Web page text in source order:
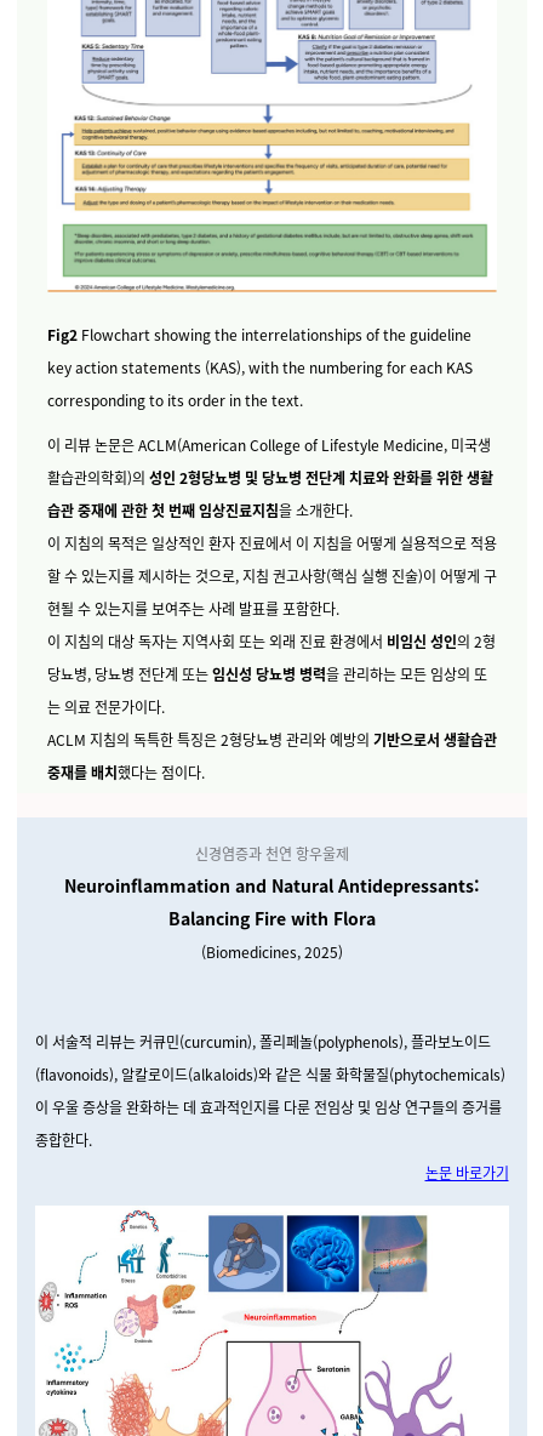
Fig2 Flowchart showing the interrelationships of the guideline
key action statements (KAS), with the numbering for each KAS
corresponding to its order in the text.
이 리뷰 논문은 ACLM(American College of Lifestyle Medicine, 미국생
활습관의학회)의 성인 2형당뇨병 및 당뇨병 전단계 치료와 완화를 위한 생활
습관 중재에 관한 첫 번째 임상진료지침을 소개한다.
이 지침의 목적은 일상적인 환자 진료에서 이 지침을 어떻게 실용적으로 적용
할 수 있는지를 제시하는 것으로, 지침 권고사항(핵심 실행 진술)이 어떻게 구
현될 수 있는지를 보여주는 사례 발표를 포함한다.
이 지침의 대상 독자는 지역사회 또는 외래 진료 환경에서 비임신 성인의 2형
당뇨병, 당뇨병 전단계 또는임신성 당뇨병 병력을 관리하는 모든 임상의 또
는 의료 전문가이다.
ACLM 지침의 독특한 특징은 2형당뇨병 관리와 예방의 기반으로서 생활습관
중재를 배치했다는 점이다.
신경염증과 천연 항우울제
Neuroinflammation and Natural Antidepressants:
Balancing Fire with Flora
(Biomedicines,2025)
이 서술적 리뷰는 커큐민(curcumin), 폴리페놀(polyphenols), 플라보노이드
(flavonoids), 알칼로이드(alkaloids)와 같은 식물 화학물질(phytochemicals)
이 우울 증상을 완화하는 데 효과적인지를 다룬 전임상 및 임상 연구들의 증거를
종합한다.
논문 바로가기